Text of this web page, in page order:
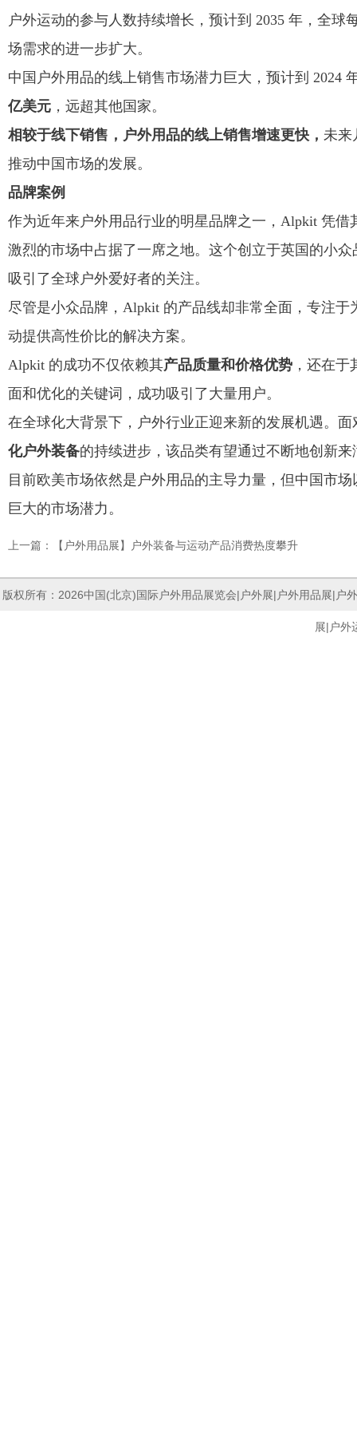
户外运动的参与人数持续增长，预计到 2035 年，全
场需求的进一步扩大。
中国户外用品的线上销售市场潜力巨大，预计到 2024
亿美元 ，远超其他国家。
相较于线下销售，户外用品的线上销售增速更快， 未来
推动中国市场的发展。
品牌案例
作为近年来户外用品行业的明星品牌之一，Alpkit 凭借
激烈的市场中占据了一席之地。这个创立于英国的小众
吸引了全球户外爱好者的关注。
尽管是小众品牌，Alpkit 的产品线却非常全面，专注
动提供高性价比的解决方案。
Alpkit 的成功不仅依赖其产品质量和价格优势 ，还在于
面和优化的关键词，成功吸引了大量用户。
在全球化大背景下，户外行业正迎来新的发展机遇。面
化户外装备的持续进步，该品类有望通过不断地创新
目前欧美市场依然是户外用品的主导力量，但中国市
巨大的市场潜力。
上一篇：【户外用品展】户外装备与运动产品消费热度攀升
版权所有：2026中国(北京)国际户外用品展览会|户外展| 户外用品展|户
展|户外